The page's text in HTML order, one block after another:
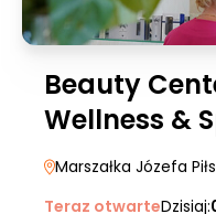
Beauty
Wellness &
Marszałka Józefa
Teraz otwarteDzisiaj: